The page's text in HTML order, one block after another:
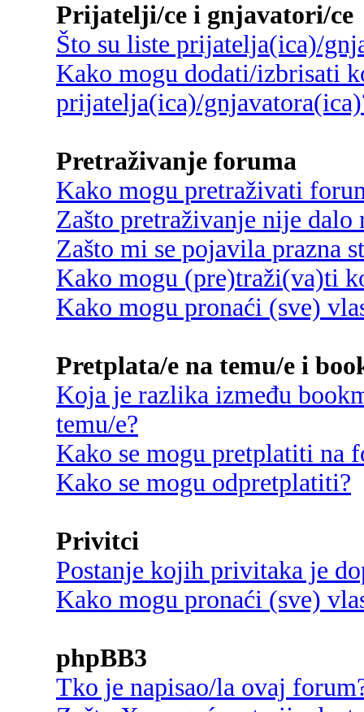
Prijatelji/ce i gnjavatori/ce
Što su liste prijatelja(ica)/
Kako mogu dodati/izbrisati
prijatelja(ica)/
Pretraživanje foruma
Kako mogu pretraživati
Zašto pretraživanje nije dalo
Zašto mi se pojavila prazna
Kako mogu (pre)traži(va)ti
Kako mogu pronaći (sve)
Pretplata/e na temu/e i
Koja je razlika između
temu/e?
Kako se mogu pretplatiti na
Kako se mogu odpretplatiti?
Privitci
Postanje kojih privitaka je
Kako mogu pronaći (sve)
phpBB3
Tko je napisao/la ovaj